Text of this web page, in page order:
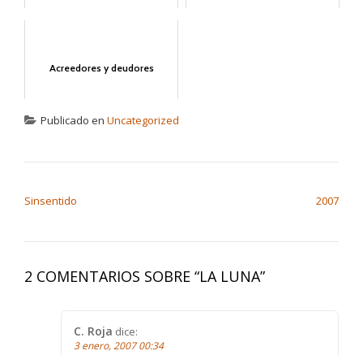
Acreedores y deudores
Publicado en Uncategorized
Sinsentido 2007
2 COMENTARIOS SOBRE “LA LUNA”
C. Roja dice:
3 enero, 2007 00:34